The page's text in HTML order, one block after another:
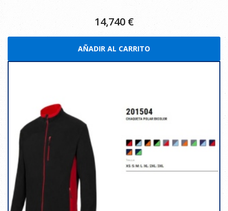
14,740€
AÑADIR AL CARRITO